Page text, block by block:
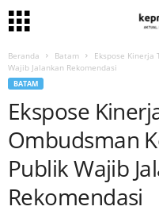
Beranda Batam
Ekspose Kinerja
Wajib Jalankan Rekomendasi
BATAM
Ekspose
Ombudsman
Publik Wajib
Rekomendasi